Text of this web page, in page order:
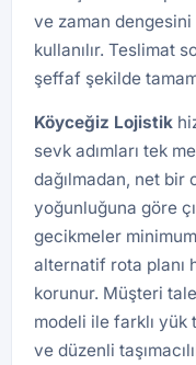
ve zaman
kullanılır. Teslimat
şeffaf şekilde
Köyceğiz Lojistik
sevk adımları tek
dağılmadan, net bir
yoğunluğuna göre
gecikmeler
alternatif rota planı
korunur. Müşteri
modeli ile farklı yük
ve düzenli